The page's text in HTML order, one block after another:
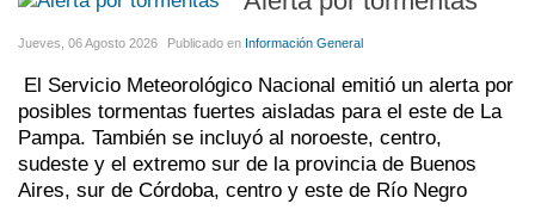
Jueves, 06 Agosto 2026 Publicado en Información General
El Servicio Meteorológico Nacional emitió un alerta por
posibles tormentas fuertes aisladas para el este de La
Pampa. También se incluyó al noroeste, centro,
sudeste y el extremo sur de la provincia de Buenos
Aires, sur de Córdoba, centro y este de Río Negro